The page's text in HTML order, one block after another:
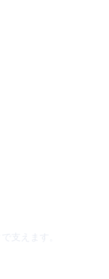
支えます。